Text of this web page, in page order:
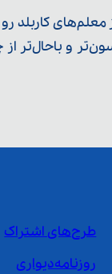
معلم‌‌های کاربلد
و باحال‌تر
طرح‌های اشتراک
روزنامه‌دیواری